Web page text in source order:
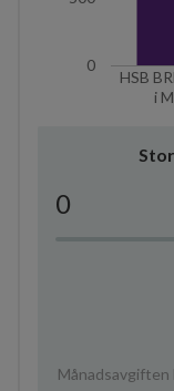
HSB
i
0
0
Månadsavgiften